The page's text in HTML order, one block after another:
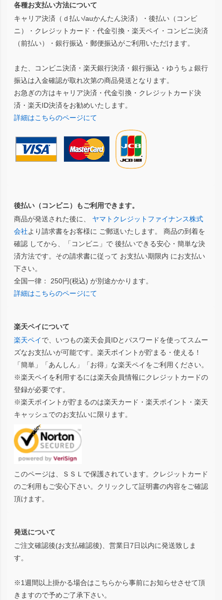
各種お支払い方法について
キャリア決済（ｄ払い/auかんたん決済）・後払い（コンビ
ニ）・クレジットカード・代金引換・楽天ペイ・コンビニ決済
（前払い）・銀行振込・郵便振込がご利用いただけます。
また、コンビニ決済・楽天銀行決済・銀行振込・ゆうちょ銀行
振込は入金確認が取れ次第の商品発送となります。
お急ぎの方はキャリア決済・代金引換・クレジットカード決
済・楽天ID決済をお勧めいたします。
詳細はこちらのページにて
後払い（コンビニ）もご利用できます。
商品が発送された後に、 ヤマトクレジットファイナンス株式
会社より請求書をお客様に ご郵送いたします。 商品の到着を
確認 してから、「コンビニ」で 後払いできる安心・簡単な決
済方法です。その請求書に従って お支払い期限内 にお支払い
下さい。
全国一律： 250円(税込) が別途かかります。
詳細はこちらのページにて
楽天ペイについて
楽天ペイで、いつもの楽天会員IDとパスワードを使ってスムー
ズなお支払いが可能です。楽天ポイントが貯まる・使える！
「簡単」「あんしん」「お得」な楽天ペイをご利用ください。
※楽天ペイを利用するには楽天会員情報にクレジットカードの
登録が必要です。
※楽天ポイントが貯まるのは楽天カード・楽天ポイント・楽天
キャッシュでのお支払いに限ります。
このページは、ＳＳＬで保護されています。クレジットカード
のご利用もご安心下さい。クリックして証明書の内容をご確認
頂けます。
発送について
ご注文確認後(お支払確認後)、営業日7日以内に発送致しま
す。
※1週間以上掛かる場合はこちらから事前にお知らせさせて頂
きますので予めご了承下さい。